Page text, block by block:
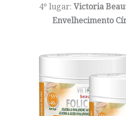
4º lugar: Victoria
Envelhecimento